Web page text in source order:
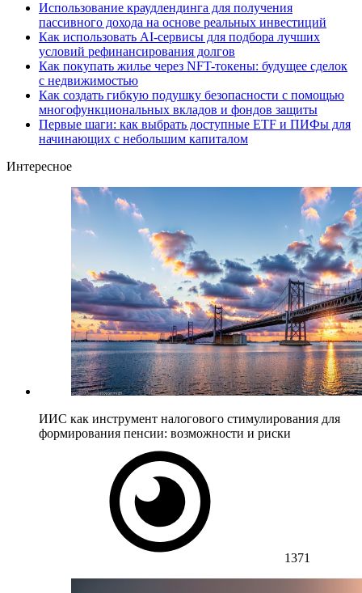
Использование краудлендинга для получения
пассивного дохода на основе реальных инвестиций
Как использовать AI-сервисы для подбора лучших
условий рефинансирования долгов
Как покупать жилье через NFT-токены: будущее сделок
с недвижимостью
Как создать гибкую подушку безопасности с помощью
многофункциональных вкладов и фондов защиты
Первые шаги: как выбрать доступные ETF и ПИФы для
начинающих с небольшим капиталом
Интересное
ИИС как инструмент налогового стимулирования для
формирования пенсии: возможности и риски
1371